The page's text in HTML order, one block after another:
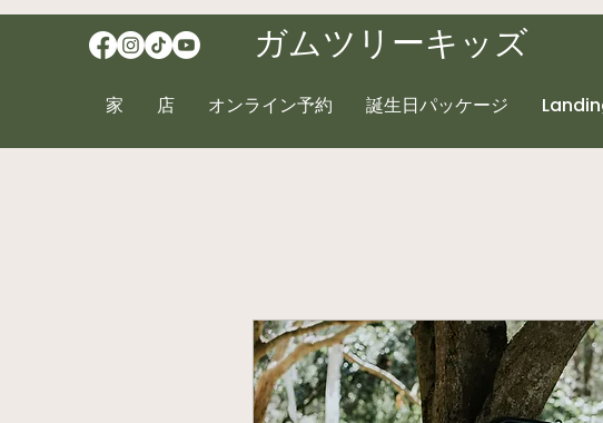
ガムツリーキッズ
家 店 オンライン予約 誕生日パッケージ